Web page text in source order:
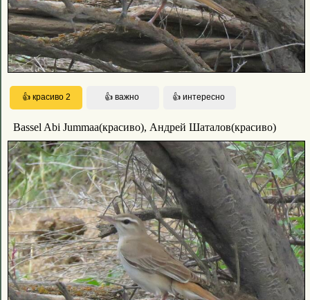
Bassel Abi Jummaa(красиво), Андрей Шаталов(красиво)